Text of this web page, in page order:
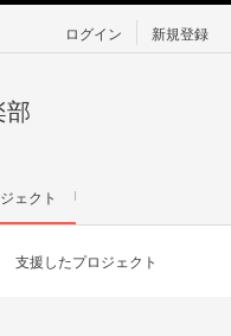
ログイン 新規登録
ェクト
支援したプロジェクト